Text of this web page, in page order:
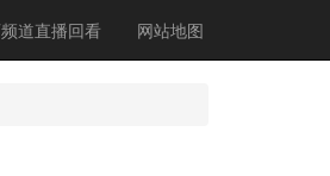
道直播回看 网站地图